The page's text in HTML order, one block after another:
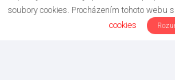
soubory cookies. Procházením tohoto webu
cookies